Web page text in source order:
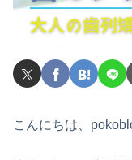
こんにちは、